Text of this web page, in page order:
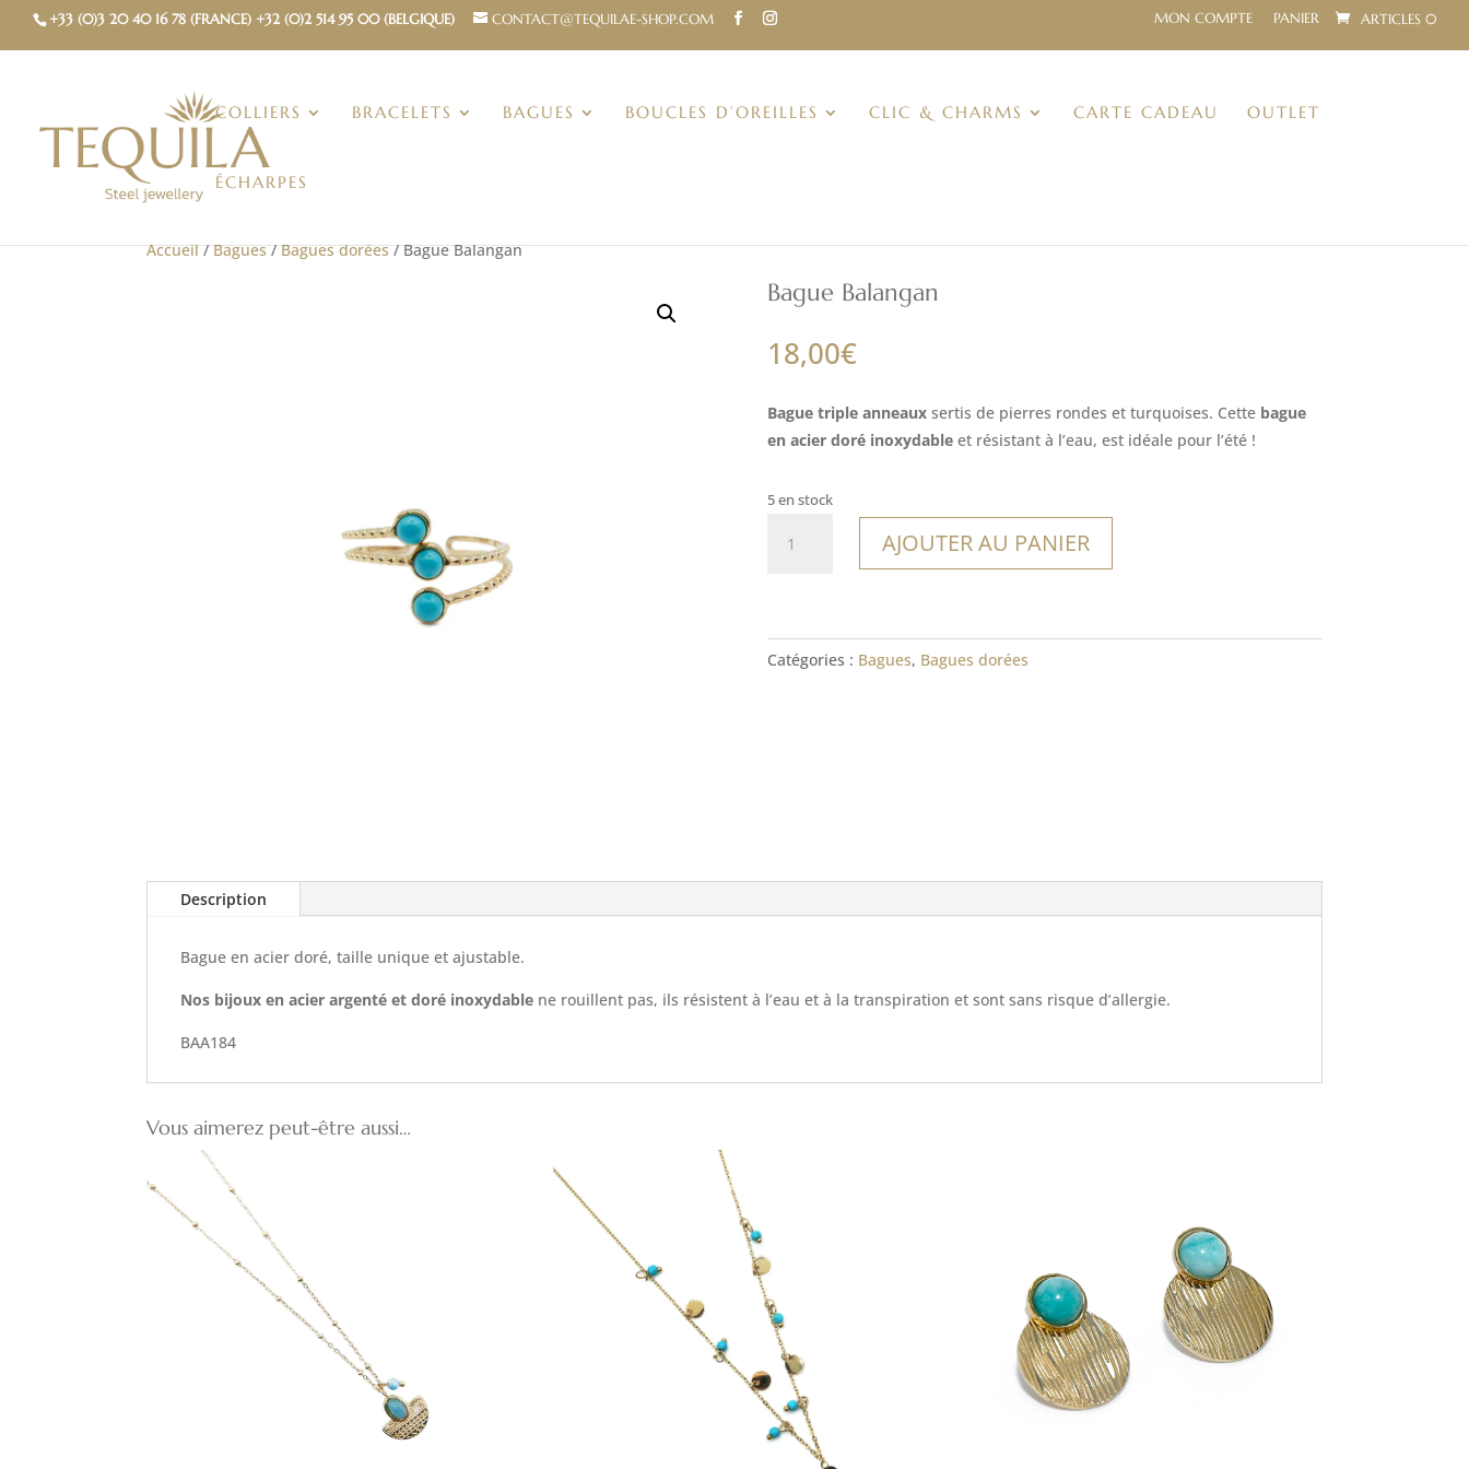
+33 (0)3 20 40 16 78 (FRANCE) +32 (0)2 514 95 00 (BELGIQUE) CONTACT@TEQUILAE-SHOP.COM MON COMPTE PANIER ARTICLES 0
COLLIERS BRACELETS BAGUES BOUCLES D’OREILLES CLIC & CHARMS CARTE CADEAU OUTLET
ÉCHARPES
Accueil/Bagues/Bagues dorées/ Bague Balangan
Bague Balangan
18,00€
Bague triple anneauxsertis de pierres rondes et turquoises. Cette bague
en acier doré inoxydableet résistant à l’eau, est idéale pour l’été !
5 en stock
AJOUTER AU PANIER
Catégories : Bagues, Bagues dorées
Description
Bague en acier doré, taille unique et ajustable.
Nos bijoux en acier argenté et doré inoxydable ne rouillent pas, ils résistent à l’eau et à la transpiration et sont sans risque d’allergie.
BAA184
Vous aimerez peut-être aussi…